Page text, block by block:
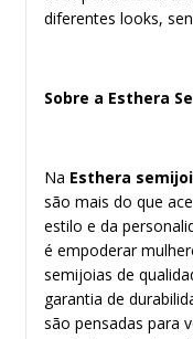
diferentes looks,
Sobre a Esthera
Na Esthera
são mais do que
estilo e da
é empoderar
semijoias de
garantia de
são pensadas para